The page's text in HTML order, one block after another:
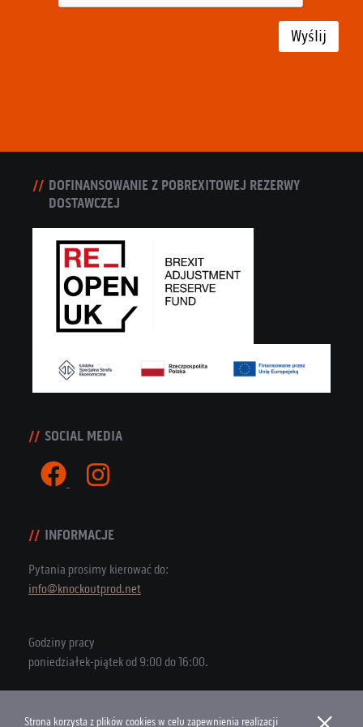
Wyślij
DOFINANSOWANIE Z POBREXITOWEJ REZERWY
DOSTAWCZEJ
SOCIAL MEDIA
INFORMACJE
Pytania prosimy kierować do:
info@knockoutprod.net
Godziny pracy
poniedziałek-piątek od 9:00 do 16:00.
Strona korzysta z plików cookies w celu zapewnienia realizacji